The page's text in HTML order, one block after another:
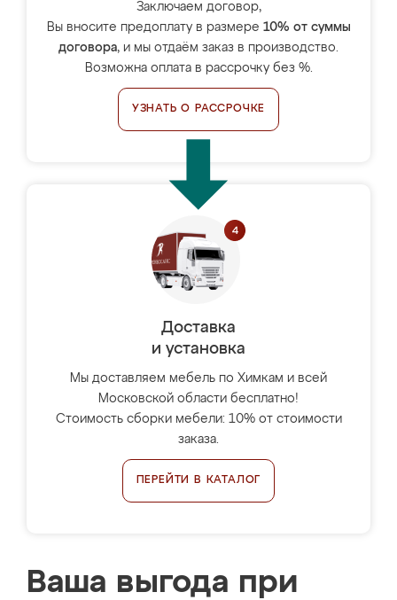
Заключаем договор,
Вы вносите предоплату в размере 10% от суммы
договора, и мы отдаём заказ в производство.
Возможна оплата в рассрочку без %.
УЗНАТЬ О РАССРОЧКЕ
Доставка
и установка
Мы доставляем мебель по Химкам и всей
Московской области бесплатно!
Стоимость сборки мебели: 10% от стоимости
заказа.
ПЕРЕЙТИ В КАТАЛОГ
Ваша выгода при